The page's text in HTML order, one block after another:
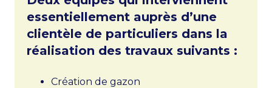
essentiellement auprès d’une
clientèle de particuliers dans la
réalisation des travaux suivants :
Création de gazon